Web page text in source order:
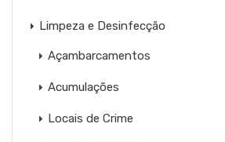
Limpeza e Desinfecção
Açambarcamentos
Acumulações
Locais de Crime